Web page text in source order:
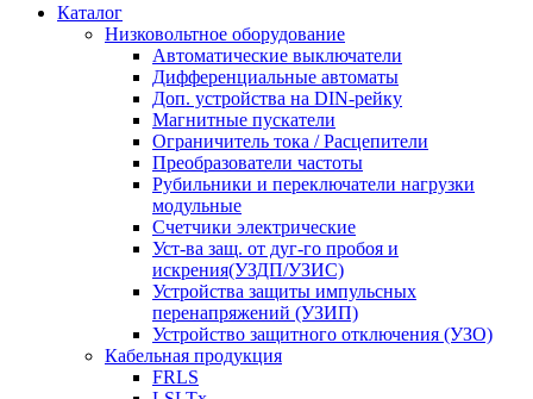
Каталог
Низковольтное оборудование
Автоматические выключатели
Дифференциальные автоматы
Доп. устройства на DIN-рейку
Магнитные пускатели
Ограничитель тока / Расцепители
Преобразователи частоты
Рубильники и переключатели нагрузки
модульные
Счетчики электрические
Уст-ва защ. от дуг-го пробоя и
искрения(УЗДП/УЗИС)
Устройства защиты импульсных
перенапряжений (УЗИП)
Устройство защитного отключения (УЗО)
Кабельная продукция
FRLS